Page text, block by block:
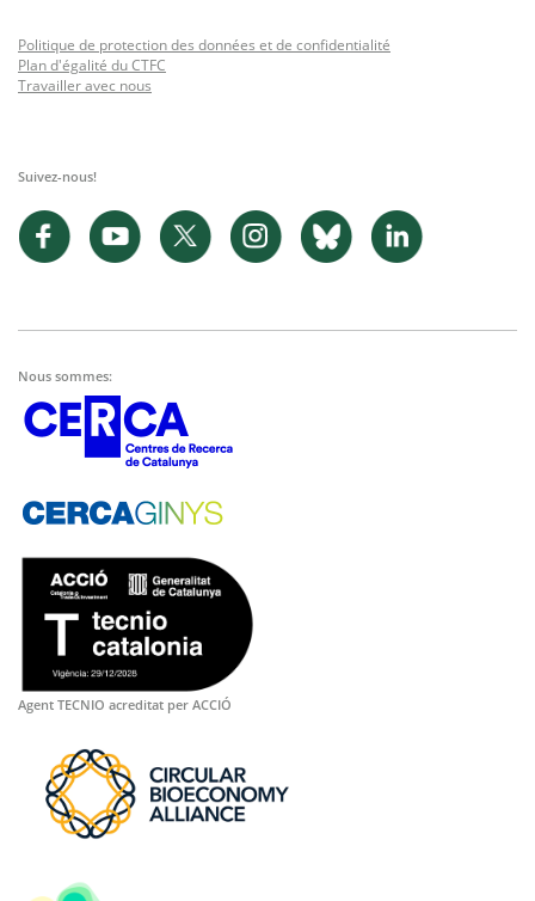
Politique de protection des données et de confidentialité
Plan d'égalité du CTFC
Travailler avec nous
Suivez-nous!
Nous sommes:
Agent TECNIO acreditat per ACCIÓ